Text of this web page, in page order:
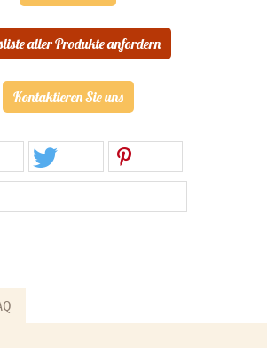
aller Produkte anfordern
Kontaktieren Sie uns